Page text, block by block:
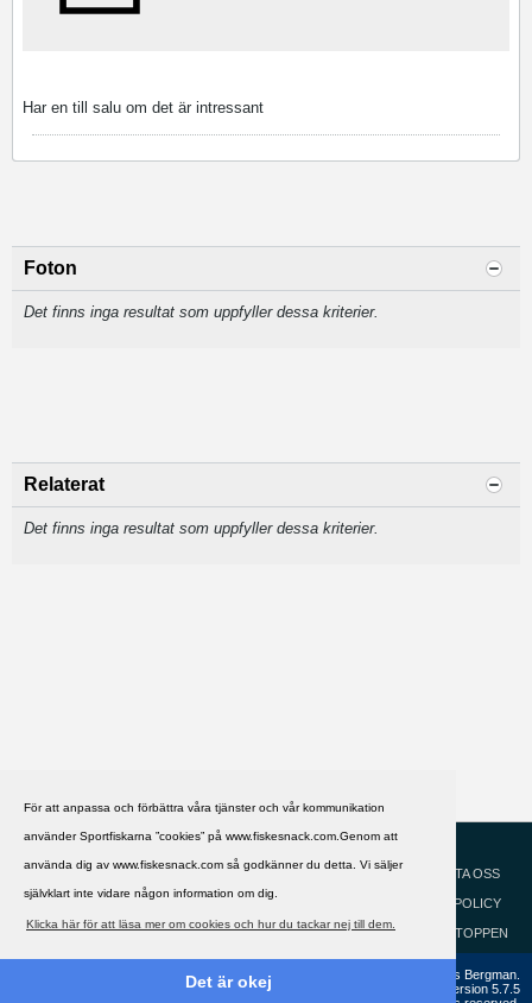
För att anpassa och förbättra våra tjänster och vår kommunikation
använder Sportfiskarna ”cookies” på www.fiskesnack.com.Genom att
använda dig av www.fiskesnack.com så godkänner du detta. Vi säljer
självklart inte vidare någon information om dig.
Klicka här för att läsa mer om cookies och hur du tackar nej till dem.
Det är okej
Har en till salu om det är intressant
Foton
Det finns inga resultat som uppfyller dessa kriterier.
Relaterat
Det finns inga resultat som uppfyller dessa kriterier.
HJÄLP
KONTAKTA OSS
COOKIEPOLICY
GÅ TILL TOPPEN
Copyright ©2002 - 2021, FiskeSnack.com. Grundad 2002 av Anders Bergman.
Version 5.7.5